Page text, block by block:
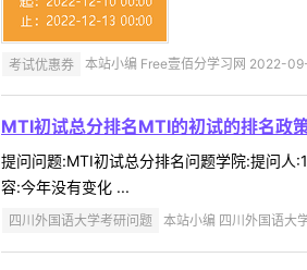
考试优惠券 本站小编 Free壹佰分学习网 2022-
MTI初试总分排名MTI的初试的排名政
提问问题:MTI初试总分排名问题学院:提问
容:今年没有变化 ...
四川外国语大学考研问题 本站小编 四川外国语大